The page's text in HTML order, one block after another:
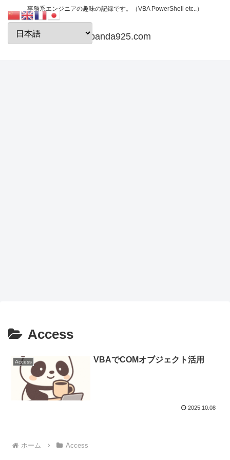
事務系エンジニアの趣味の記録です。（VBA PowerShell etc..）
papanda925.com
Access
Access VBAでCOMオブジェクト活用
2025.10.08
ホーム Access